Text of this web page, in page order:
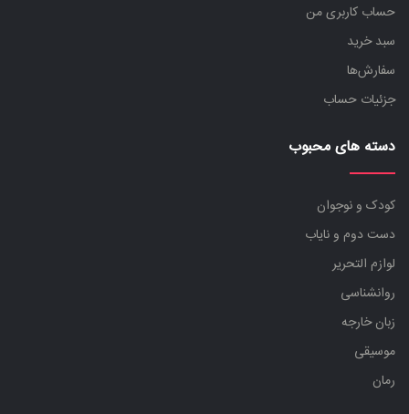
حساب کاربری من
سبد خرید
سفارش‌ها
جزئیات حساب
دسته های محبوب
کودک و نوجوان
دست دوم و نایاب
لوازم التحریر
روانشناسی
زبان خارجه
موسیقی
رمان